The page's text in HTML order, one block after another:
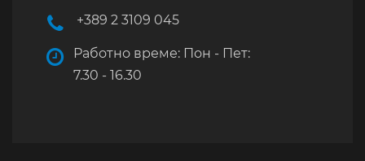
+389 2 3109 045
Работно време: Пон - Пет:
7.30 - 16.30